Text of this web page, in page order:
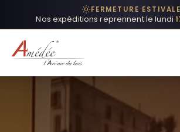
Se rendre au contenuFERMETURE ESTIVALE
Nos expéditions reprennent le lundi